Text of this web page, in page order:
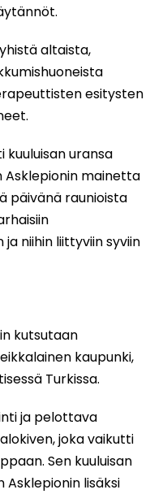
altaista,
esitysten
uransa
Asklepionin mainetta
päivänä raunioista
niihin liittyviin syviin
kutsutaan
kaupunki,
Turkissa.
ja pelottava
joka vaikutti
Sen kuuluisan
lisäksi